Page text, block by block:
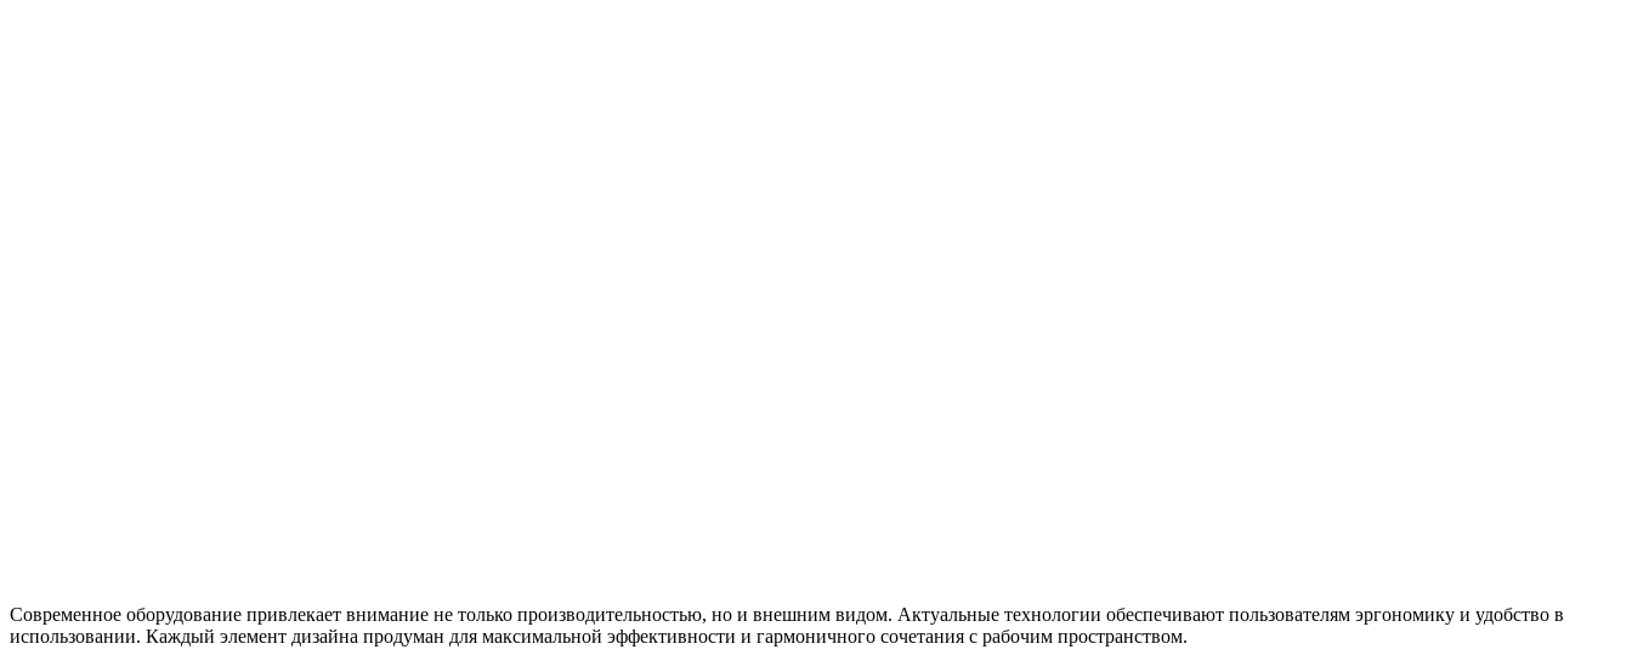
Современное оборудование привлекает внимание не только производительностью, но и внешним видом. Актуальные технологии обеспечивают пользователям эргономику и удобство в
использовании. Каждый элемент дизайна продуман для максимальной эффективности и гармоничного сочетания с рабочим пространством.